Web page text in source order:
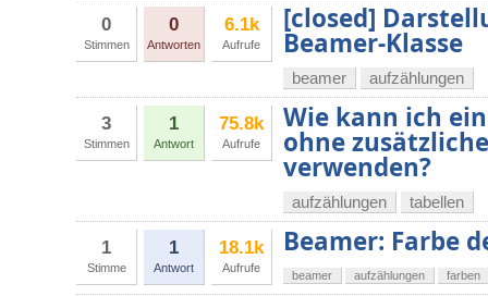
0
Stimmen
0
Antworten
6.1k
Aufrufe
[closed]
Beamer-Klasse
beamer aufzählungen
3
Stimmen
1
Antwort
75.8k
Aufrufe
Wie kann ich
ohne
verwenden?
aufzählungen tabellen
1
Stimme
1
Antwort
18.1k
Aufrufe
Beamer: Farbe
beamer aufzählungen farben